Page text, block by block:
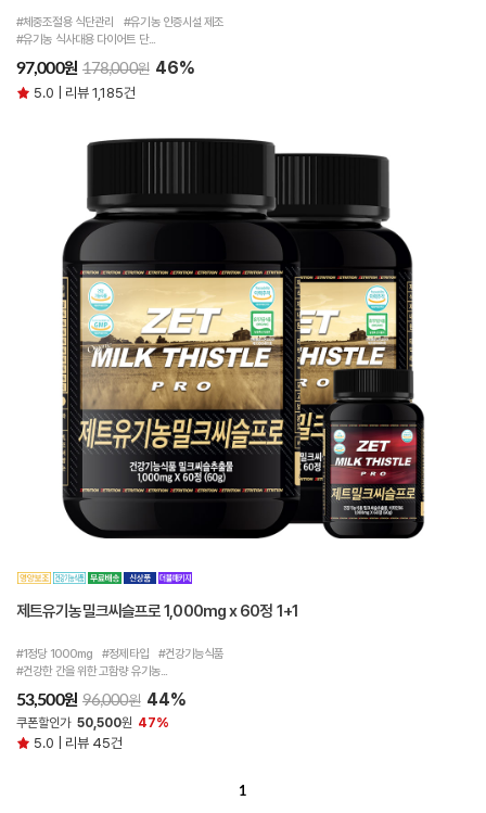
#체중조절용 식단관리 #유기농 인증시설 제조
#유기농 식사대용 다이어트 단...
97,000원 178,000원 46%
5.0 | 리뷰 1,185건
제트유기농밀크씨슬프로 1,000mg x 60정 1+1
#1정당 1000mg #정제타입 #건강기능식품
#건강한 간을 위한 고함량 유기농...
53,500원 96,000원 44%
쿠폰할인가 50,500원 47%
5.0 | 리뷰 45건
1